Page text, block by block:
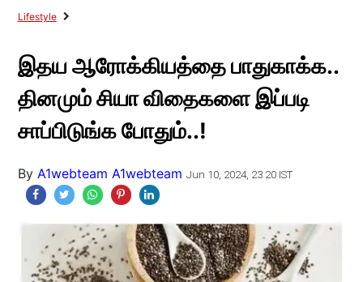
Lifestyle
இதய ஆரோக்கியத்தை பாதுகாக்க..
தினமும் சியா விதைகளை இப்படி
சாப்பிடுங்க போதும்..!
By A1webteam A1webteam Jun 10, 2024, 23:20 IST